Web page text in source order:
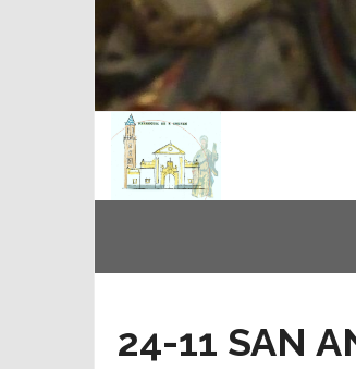
24-11 SAN